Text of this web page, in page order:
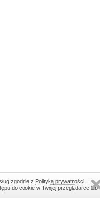
zgodnie z Polityką prywatności
do cookie w Twojej przeglądarce lub